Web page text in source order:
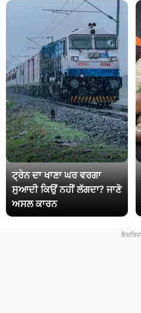
ਟ੍ਰੇਨ ਦਾ ਖਾਣਾ ਘਰ ਵਰਗਾ
ਸੁਆਦੀ ਕਿਉਂ ਨਹੀਂ ਲੱਗਦਾ? ਜਾਣੋ
ਅਸਲ ਕਾਰਨ